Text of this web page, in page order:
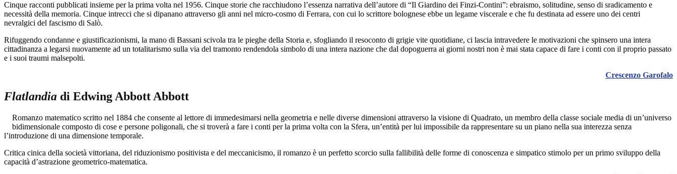
Cinque racconti pubblicati insieme per la prima volta nel 1956. Cinque storie che racchiudono l’essenza narrativa dell’autore di “Il Giardino dei Finzi-Contini”: ebraismo, solitudine, senso di sradicamento e
necessità della memoria. Cinque intrecci che si dipanano attraverso gli anni nel micro-cosmo di Ferrara, con cui lo scrittore bolognese ebbe un legame viscerale e che fu destinata ad essere uno dei centri
nevralgici del fascismo di Salò.
Rifuggendo condanne e giustificazionismi, la mano di Bassani scivola tra le pieghe della Storia e, sfogliando il resoconto di grigie vite quotidiane, ci lascia intravedere le motivazioni che spinsero una intera
cittadinanza a legarsi nuovamente ad un totalitarismo sulla via del tramonto rendendola simbolo di una intera nazione che dal dopoguerra ai giorni nostri non è mai stata capace di fare i conti con il proprio passato
e i suoi traumi malsepolti.
Crescenzo Garofalo
Flatlandia di Edwing Abbott Abbott
Romanzo matematico scritto nel 1884 che consente al lettore di immedesimarsi nella geometria e nelle diverse dimensioni attraverso la visione di Quadrato, un membro della classe sociale media di un’universo
bidimensionale composto di cose e persone poligonali, che si troverà a fare i conti per la prima volta con la Sfera, un’entità per lui impossibile da rappresentare su un piano nella sua interezza senza
l’introduzione di una dimensione temporale.
Critica cinica della società vittoriana, del riduzionismo positivista e del meccanicismo, il romanzo è un perfetto scorcio sulla fallibilità delle forme di conoscenza e simpatico stimolo per un primo sviluppo della
capacità d’astrazione geometrico-matematica.